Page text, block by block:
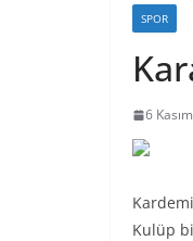
SPOR
6
Kulüp